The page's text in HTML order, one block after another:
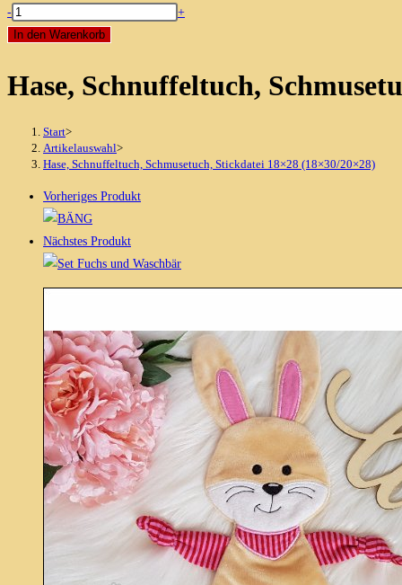
Hase,
Schnuffeltuch,
Stickdatei
Menge
-
+
In den Warenkorb
Hase, Schnuffeltuch,
Start>
Artikelauswahl>
Hase, Schnuffeltuch, Schmusetuch, Stickdatei 18×28 (18×30/20×28)
Vorheriges Produkt
Nächstes Produkt